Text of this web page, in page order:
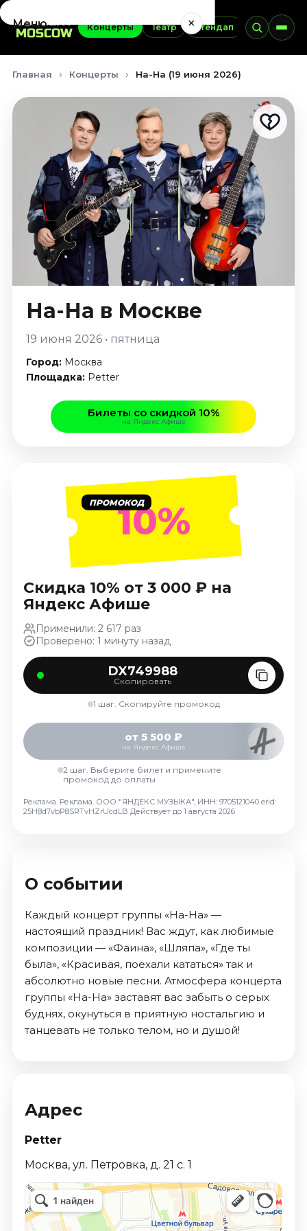
Концерты Театр Стендап Выставки
Меню ×
Сентябрь 2026
Октябрь 2026
Ноябрь 2026
Декабрь 2026
Январь 2027
Театр
Август 2026
Сентябрь 2026
Октябрь 2026
Ноябрь 2026
Январь 2027
Стендап
Август 2026
Сентябрь 2026
Ноябрь 2026
Декабрь 2026
Август 2026
Сентябрь 2026
Октябрь 2026
Декабрь 2026
Январь 2027
Экскурсии
Сентябрь 2026
Октябрь 2026
Спорт
Август 2026
Сентябрь 2026
События
Август 2026
Сентябрь 2026
Ноябрь 2026
Площадки
Главная Концерты На-На (19 июня 2026)
На-На в Москве
19 июня 2026 • пятница
Город: Москва
Площадка: Petter
Билеты со скидкой 10%
на Яндекс Афише
ПРОМОКОД10%
Скидка 10% от 3 000 ₽ на
Яндекс Афише
Применили: 2 617 раз
Проверено: 1 минуту назад
DX749988
Скопировать
1 шаг. Скопируйте промокод
от 5 500 ₽
на Яндекс Афише
2 шаг. Выберите билет и примените
промокод до оплаты
Реклама. Реклама. ООО "ЯНДЕКС МУЗЫКА", ИНН: 9705121040 erid:
25H8d7vbP8SRTvHZrUcdLB Действует до 1 августа 2026
О событии
Каждый концерт группы «На-На» —
настоящий праздник! Вас ждут, как любимые
композиции — «Фаина», «Шляпа», «Где ты
была», «Красивая, поехали кататься» так и
абсолютно новые песни. Атмосфера концерта
группы «На-На» заставят вас забыть о серых
буднях, окунуться в приятную ностальгию и
танцевать не только телом, но и душой!
Адрес
Petter
Москва, ул. Петровка, д. 21 с. 1